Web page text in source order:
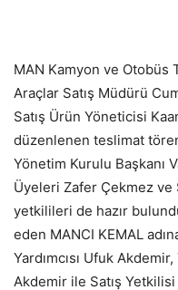
MAN Kamyon ve Otobüs
Araçlar Satış Müdürü
Satış Ürün Yöneticisi
düzenlenen teslimat
Yönetim Kurulu Başkanı
Üyeleri Zafer Çekmez ve
yetkilileri de hazır
eden MANCI KEMAL
Yardımcısı Ufuk
Akdemir ile Satış Yetkilisi